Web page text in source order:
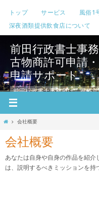
ン
キ
ッ
トップ サービス
風俗1
深夜酒類提供飲食店について
前田行政書士事
古物商許可申請
申請サポート
前田行政書士事務所は、風俗
売業出張所申請サポートなど
いたします。 越谷、春日部、
久喜、岩槻、所沢など埼玉全
ホ
ム
会社概要
会社概要
あなたは自身や自身の作品を紹
は、説明するべきミッションを持